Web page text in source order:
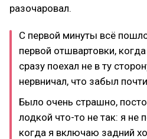
разочаровал.
С первой минуты всё
первой отшвартовки,
сразу поехал не в ту
нервничал, что забыл
Было очень страшно,
лодкой что-то не так: я не
когда я включаю задний